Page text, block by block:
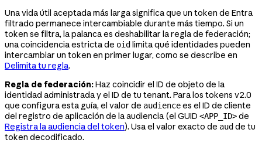
Una vida útil aceptada más larga significa que un token de Entra
filtrado permanece intercambiable durante más tiempo. Si un
token se filtra, la palanca es deshabilitar la regla de federación;
una coincidencia estricta de oid limita qué identidades pueden
intercambiar un token en primer lugar, como se describe en
Delimita tu regla.
Regla de federación:Haz coincidir el ID de objeto de la
identidad administrada y el ID de tu tenant. Para los tokens v2.0
que configura esta guía, el valor de audiencees el ID de cliente
del registro de aplicación de la audiencia (el GUID <APP_ID>de
Registra la audiencia del token). Usa el valor exacto de aud de tu
token decodificado.